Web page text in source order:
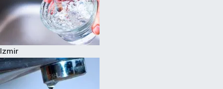
Izmir